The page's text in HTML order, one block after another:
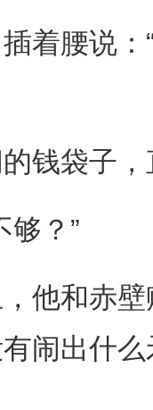
腰说：“
袋子，
？”
和赤壁
闹出什